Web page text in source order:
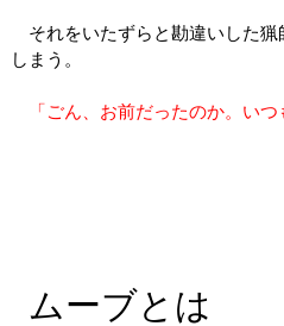
それをいたずらと勘違いした猟
しまう。
「ごん、お前だったのか。いつ
ムーブとは